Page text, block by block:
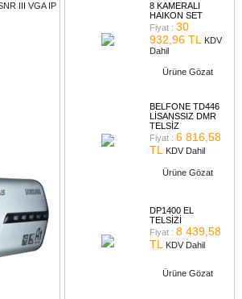
III VGA IP
8 KAMERALI
HAIKON SET
Fiyat : 30
932,96 TL
KDV
Dahil
Ürüne Gözat
BELFONE TD446
LİSANSSIZ DMR
TELSİZ
Fiyat : 6 816,58
TL
KDV Dahil
Ürüne Gözat
DP1400 EL
TELSİZİ
Fiyat : 8 439,58
TL
KDV Dahil
Ürüne Gözat